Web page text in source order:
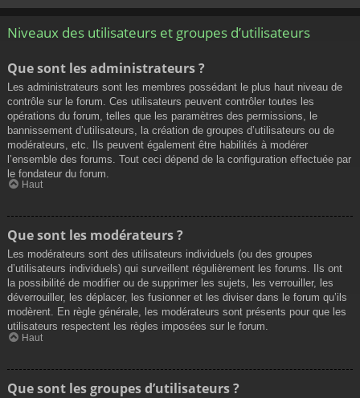
Niveaux des utilisateurs et groupes d’utilisateurs
Que sont les administrateurs ?
Les administrateurs sont les membres possédant le plus haut niveau de
contrôle sur le forum. Ces utilisateurs peuvent contrôler toutes les
opérations du forum, telles que les paramètres des permissions, le
bannissement d’utilisateurs, la création de groupes d’utilisateurs ou de
modérateurs, etc. Ils peuvent également être habilités à modérer
l’ensemble des forums. Tout ceci dépend de la configuration effectuée par
le fondateur du forum.
Haut
Que sont les modérateurs ?
Les modérateurs sont des utilisateurs individuels (ou des groupes
d’utilisateurs individuels) qui surveillent régulièrement les forums. Ils ont
la possibilité de modifier ou de supprimer les sujets, les verrouiller, les
déverrouiller, les déplacer, les fusionner et les diviser dans le forum qu’ils
modèrent. En règle générale, les modérateurs sont présents pour que les
utilisateurs respectent les règles imposées sur le forum.
Haut
Que sont les groupes d’utilisateurs ?